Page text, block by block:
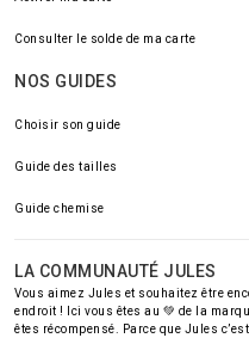
Consulter le solde de ma carte
NOS GUIDES
Choisir son guide
Guide des tailles
Guide chemise
LA COMMUNAUTÉ JULES
Vous aimez Jules et souhaitez être
endroit ! Ici vous êtes au 💚 de la
êtes récompensé. Parce que Jules